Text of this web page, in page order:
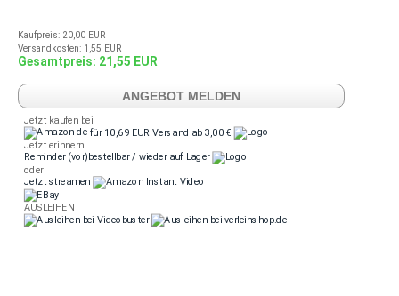
Kaufpreis: 20,00 EUR
Versandkosten: 1,55 EUR
Gesamtpreis: 21,55 EUR
ANGEBOT MELDEN
Jetzt kaufen bei
für 10,69 EUR Versand ab 3,00 €
Jetzt erinnern
Reminder (vor)bestellbar / wieder auf Lager
oder
Jetzt streamen
AUSLEIHEN